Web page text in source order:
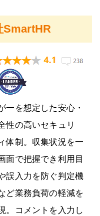
SmartHR
一を想定した安心・
性の高いセキュリ
体制。収集状況を一
面で把握でき利用目
誤入力を防ぐ判定機
ど業務負荷の軽減を
。コメントを入力し